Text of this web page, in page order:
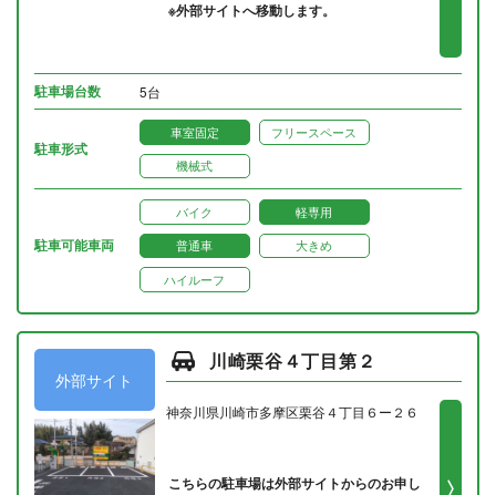
※外部サイトへ移動します。
駐車場台数 5台
駐車形式
車室固定 フリースペース
機械式
駐車可能車両
バイク 軽専用
普通車 大きめ
ハイルーフ
外部サイト
川崎栗谷４丁目第２
神奈川県川崎市多摩区栗谷４丁目６ー２６
こちらの駐車場は外部サイトからのお申し